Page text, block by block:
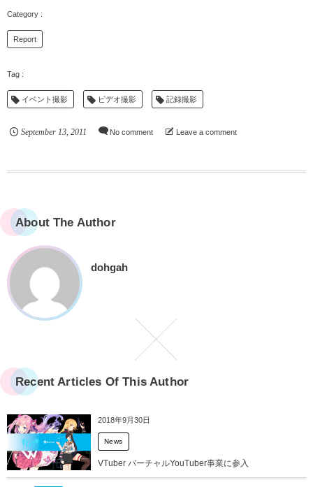
Report
イベント撮影 ビデオ撮影 記録撮影
September 13, 2011 No comment Leave a comment
About The Author
dohgah
Recent Articles Of This Author
2018年9月30日
News
VTuber バーチャルYouTuber事業に参入